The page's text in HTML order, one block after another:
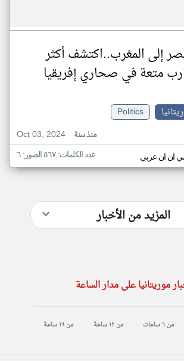
إلى المغرب..اكتشف أكثر
متعة في صحاري إفريقيا
Politics
Oct 03, 2024
منذ سنة
ان ان عربي عدد الكلمات: ٥٦٧ الصور: ٦
المزيد من الأخبار
موريتانيا على مدار الساعة
من ٦ ساعات من ١٢ ساعة من ١٦ ساعة